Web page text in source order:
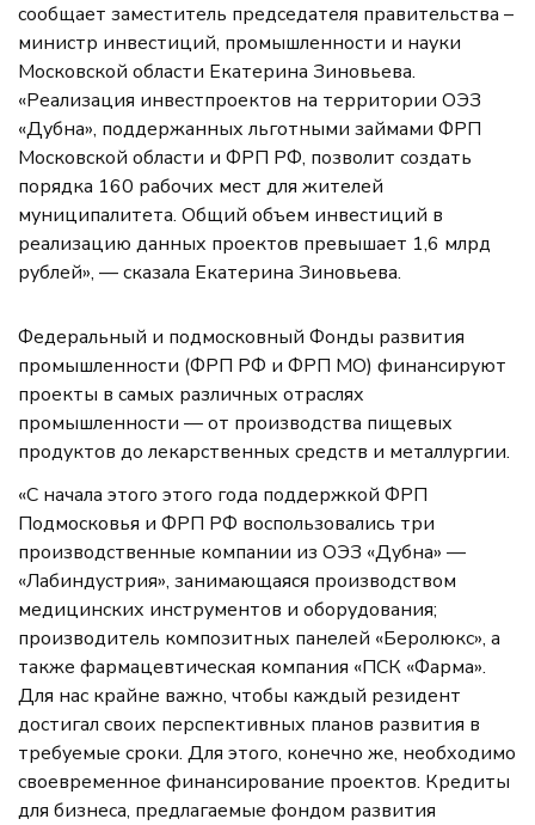
сообщает заместитель председателя правительства –
министр инвестиций, промышленности и науки
Московской области Екатерина Зиновьева.
«Реализация инвестпроектов на территории ОЭЗ
«Дубна», поддержанных льготными займами ФРП
Московской области и ФРП РФ, позволит создать
порядка 160 рабочих мест для жителей
муниципалитета. Общий объем инвестиций в
реализацию данных проектов превышает 1,6 млрд
рублей», — сказала Екатерина Зиновьева.
Федеральный и подмосковный Фонды развития
промышленности (ФРП РФ и ФРП МО) финансируют
проекты в самых различных отраслях
промышленности — от производства пищевых
продуктов до лекарственных средств и металлургии.
«С начала этого этого года поддержкой ФРП
Подмосковья и ФРП РФ воспользовались три
производственные компании из ОЭЗ «Дубна» —
«Лабиндустрия», занимающаяся производством
медицинских инструментов и оборудования;
производитель композитных панелей «Беролюкс», а
также фармацевтическая компания «ПСК «Фарма».
Для нас крайне важно, чтобы каждый резидент
достигал своих перспективных планов развития в
требуемые сроки. Для этого, конечно же, необходимо
своевременное финансирование проектов. Кредиты
для бизнеса, предлагаемые фондом развития